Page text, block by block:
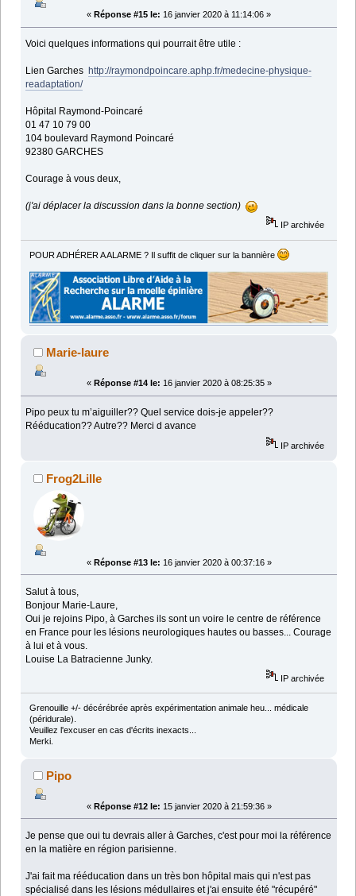
« Réponse #15 le: 16 janvier 2020 à 11:14:06 »
Voici quelques informations qui pourrait être utile :
Lien Garches http://raymondpoincare.aphp.fr/medecine-physique-
readaptation/
Hôpital Raymond-Poincaré
01 47 10 79 00
104 boulevard Raymond Poincaré
92380 GARCHES
Courage à vous deux,
(j'ai déplacer la discussion dans la bonne section)
IP archivée
POUR ADHÉRER A ALARME ? Il suffit de cliquer sur la bannière
Marie-laure
« Réponse #14 le: 16 janvier 2020 à 08:25:35 »
Pipo peux tu m’aiguiller?? Quel service dois-je appeler??
Rééducation?? Autre?? Merci d avance
IP archivée
Frog2Lille
« Réponse #13 le: 16 janvier 2020 à 00:37:16 »
Salut à tous,
Bonjour Marie-Laure,
Oui je rejoins Pipo, à Garches ils sont un voire le centre de référence
en France pour les lésions neurologiques hautes ou basses... Courage
à lui et à vous.
Louise La Batracienne Junky.
IP archivée
Grenouille +/- décérébrée après expérimentation animale heu... médicale
(péridurale).
Veuillez l'excuser en cas d'écrits inexacts...
Merki.
Pipo
« Réponse #12 le: 15 janvier 2020 à 21:59:36 »
Je pense que oui tu devrais aller à Garches, c'est pour moi la référence
en la matière en région parisienne.
J'ai fait ma rééducation dans un très bon hôpital mais qui n'est pas
spécialisé dans les lésions médullaires et j'ai ensuite été "récupéré"